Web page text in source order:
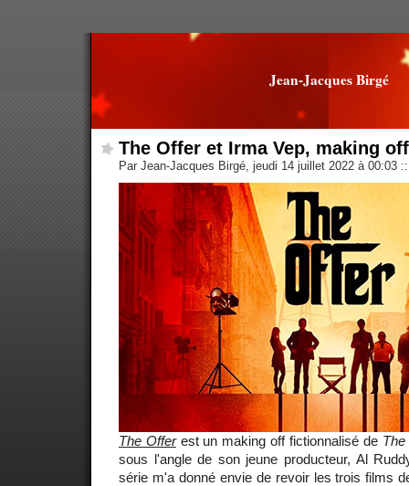
Jean-Jacques Birgé
The Offer et Irma Vep, making
Par Jean-Jacques Birgé, jeudi 14 juillet 2022 à 00:03 ::
The Offerest un making off fictionnalisé de The
sous l'angle de son jeune producteur, Al
série m'a donné envie de revoir les trois films